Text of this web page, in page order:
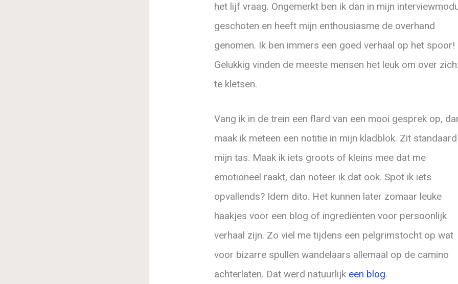
het lijf vraag. Ongemerkt ben ik dan in mijn
geschoten en heeft mijn enthousiasme de overhand
genomen. Ik ben immers een goed verhaal op het spoor!
Gelukkig vinden de meeste mensen het leuk om over
te kletsen.
Vang ik in de trein een flard van een mooi gesprek op,
maak ik meteen een notitie in mijn kladblok. Zit
mijn tas. Maak ik iets groots of kleins mee dat me
emotioneel raakt, dan noteer ik dat ook. Spot ik iets
opvallends? Idem dito. Het kunnen later zomaar leuke
haakjes voor een blog of ingrediënten voor persoonlijk
verhaal zijn. Zo viel me tijdens een pelgrimstocht op wat
voor bizarre spullen wandelaars allemaal op de camino
achterlaten. Dat werd natuurlijk een blog.